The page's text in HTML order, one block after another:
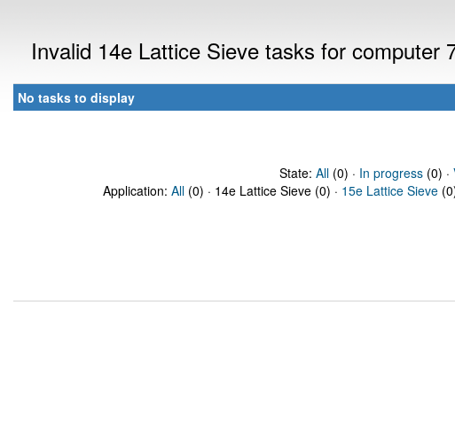
Invalid 14e Lattice Sieve tasks for computer
No tasks to display
State: All(0) · In progress(0) ·
Application: All (0) · 14e Lattice Sieve (0) · 15e Lattice Sieve